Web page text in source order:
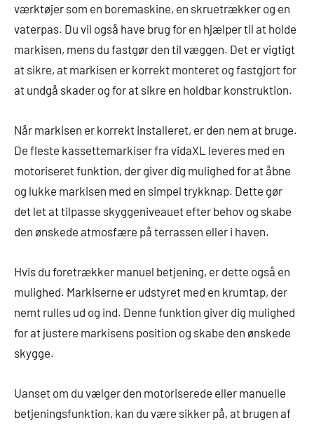
værktøjer som en boremaskine, en skruetrækker og en
vaterpas. Du vil også have brug for en hjælper til at holde
markisen, mens du fastgør den til væggen. Det er vigtigt
at sikre, at markisen er korrekt monteret og fastgjort for
at undgå skader og for at sikre en holdbar konstruktion.
Når markisen er korrekt installeret, er den nem at bruge.
De fleste kassettemarkiser fra vidaXL leveres med en
motoriseret funktion, der giver dig mulighed for at åbne
og lukke markisen med en simpel trykknap. Dette gør
det let at tilpasse skyggeniveauet efter behov og skabe
den ønskede atmosfære på terrassen eller i haven.
Hvis du foretrækker manuel betjening, er dette også en
mulighed. Markiserne er udstyret med en krumtap, der
nemt rulles ud og ind. Denne funktion giver dig mulighed
for at justere markisens position og skabe den ønskede
skygge.
Uanset om du vælger den motoriserede eller manuelle
betjeningsfunktion, kan du være sikker på, at brugen af